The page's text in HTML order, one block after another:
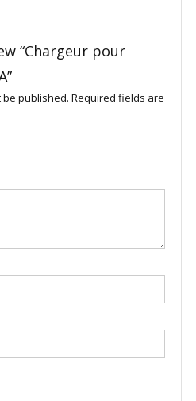
“Chargeur pour
be published. Required fields are